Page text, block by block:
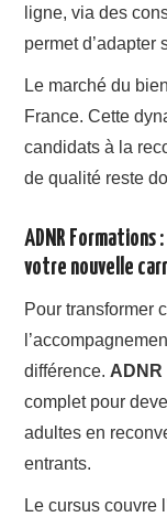
ligne, via des
permet d’adapter
Le marché du
France. Cette
candidats à la
de qualité reste
ADNR Formations
votre nouvelle
Pour transformer
différence.
complet pour
adultes en
entrants.
Le cursus couvre